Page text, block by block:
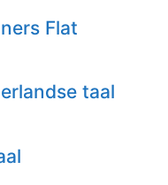
Flat
taal